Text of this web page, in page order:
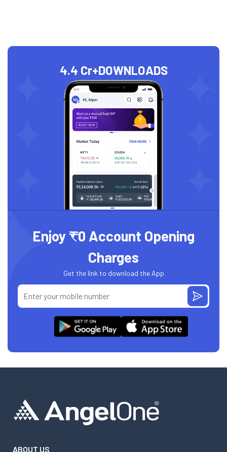
4.4 Cr+DOWNLOADS
Enjoy ₹0 Account Opening
Charges
Get the link to download the App
ABOUT US